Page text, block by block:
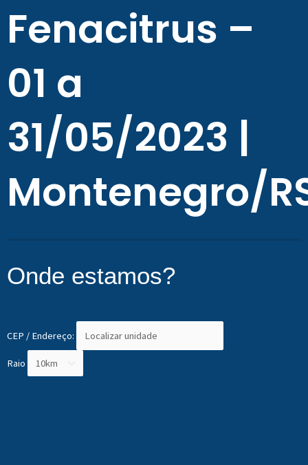
Fenacitrus –
01 a
31/05/2023 |
Montenegro/
Onde estamos?
CEP / Endereço:
Raio